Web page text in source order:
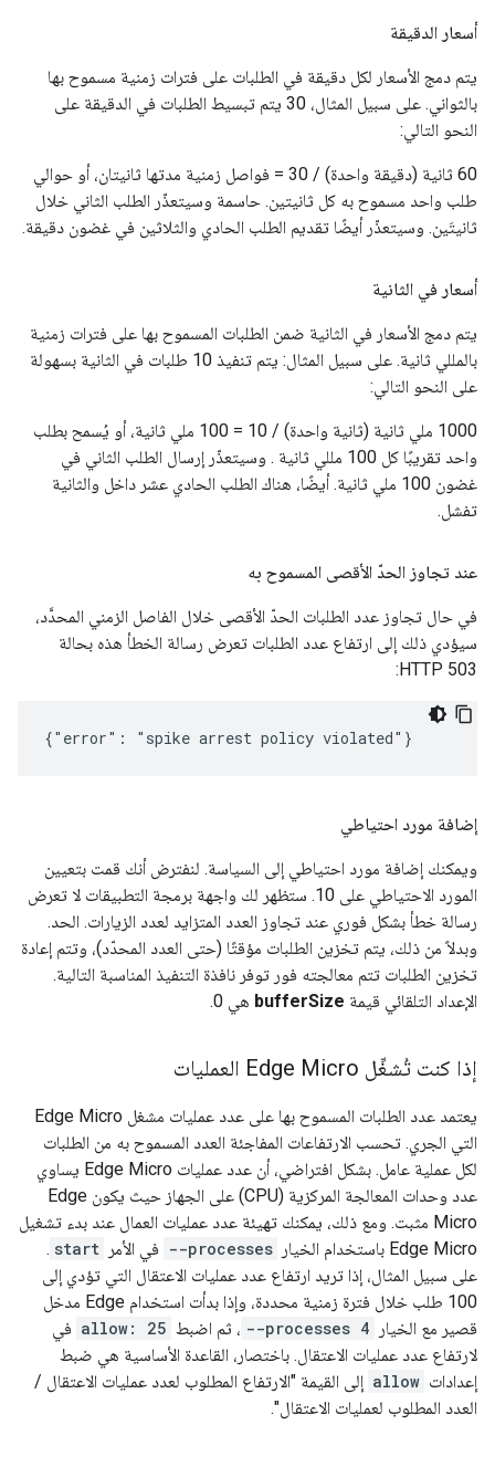
أسعار الدقيقة
يتم دمج الأسعار لكل دقيقة في الطلبات على فترات زمنية مسموح بها
بالثواني. على سبيل المثال، 30 يتم تبسيط الطلبات في الدقيقة على
النحو التالي:
60 ثانية (دقيقة واحدة) / 30 = فواصل زمنية مدتها ثانيتان، أو حوالي
طلب واحد مسموح به كل ثانيتين. حاسمة وسيتعذّر الطلب الثاني خلال
ثانيتَين. وسيتعذّر أيضًا تقديم الطلب الحادي والثلاثين في غضون دقيقة.
أسعار في الثانية
يتم دمج الأسعار في الثانية ضمن الطلبات المسموح بها على فترات زمنية
بالمللي ثانية. على سبيل المثال: يتم تنفيذ 10 طلبات في الثانية بسهولة
على النحو التالي:
1000 ملي ثانية (ثانية واحدة) / 10 = 100 ملي ثانية، أو يُسمح بطلب
واحد تقريبًا كل 100 مللي ثانية . وسيتعذّر إرسال الطلب الثاني في
غضون 100 ملي ثانية. أيضًا، هناك الطلب الحادي عشر داخل والثانية
تفشل.
عند تجاوز الحدّ الأقصى المسموح به
في حال تجاوز عدد الطلبات الحدّ الأقصى خلال الفاصل الزمني المحدَّد،
سيؤدي ذلك إلى ارتفاع عدد الطلبات تعرض رسالة الخطأ هذه بحالة
HTTP 503:
{"error": "spike arrest policy violated"}
إضافة مورد احتياطي
ويمكنك إضافة مورد احتياطي إلى السياسة. لنفترض أنك قمت بتعيين
المورد الاحتياطي على 10. ستظهر لك واجهة برمجة التطبيقات لا تعرض
رسالة خطأ بشكل فوري عند تجاوز العدد المتزايد لعدد الزيارات. الحد.
وبدلاً من ذلك، يتم تخزين الطلبات مؤقتًا (حتى العدد المحدّد)، وتتم إعادة
تخزين الطلبات تتم معالجته فور توفر نافذة التنفيذ المناسبة التالية.
الإعداد التلقائي قيمة bufferSize هي 0.
إذا كنت تُشغِّل Edge Micro العمليات
يعتمد عدد الطلبات المسموح بها على عدد عمليات مشغل Edge Micro
التي الجري. تحسب الارتفاعات المفاجئة العدد المسموح به من الطلبات
لكل عملية عامل. بشكل افتراضي، أن عدد عمليات Edge Micro يساوي
عدد وحدات المعالجة المركزية (CPU) على الجهاز حيث يكون Edge
Micro مثبت. ومع ذلك، يمكنك تهيئة عدد عمليات العمال عند بدء تشغيل
Edge Micro باستخدام الخيار
--processes في الأمر start
.
على سبيل المثال، إذا تريد ارتفاع عدد عمليات الاعتقال التي تؤدي إلى
100 طلب خلال فترة زمنية محددة، وإذا بدأت استخدام Edge مدخل
قصير مع الخيار
--processes 4 ، ثم اضبط allow: 25 في
لارتفاع عدد عمليات الاعتقال. باختصار، القاعدة الأساسية هي ضبط
إعدادات allow إلى القيمة "الارتفاع المطلوب لعدد عمليات الاعتقال /
العدد المطلوب لعمليات الاعتقال".